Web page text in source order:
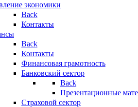
экономики
Back
Контакты
Back
Контакты
Финансовая грамотность
Банковский сектор
Back
Презентационные
Страховой сектор